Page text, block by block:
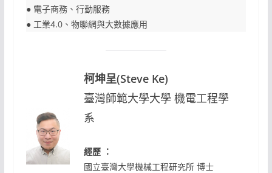
● 電子商務、行動服務
● 工業4.0、物聯網與大數據應用
柯坤呈(Steve Ke)
臺灣師範大學大學 機電工程學
系
經歷 ：
國立臺灣大學機械工程研究所 博士